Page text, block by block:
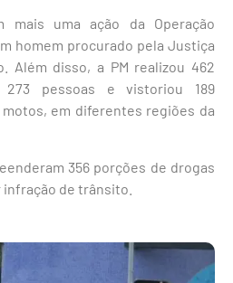
mais uma ação da Operação
homem procurado pela Justiça
Além disso, a PM realizou 462
273 pessoas e vistoriou 189
em diferentes regiões da
356 porções de drogas
de trânsito.